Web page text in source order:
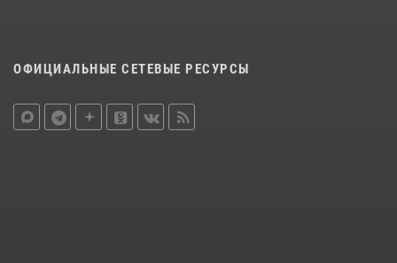
ОФИЦИАЛЬНЫЕ СЕТЕВЫЕ РЕСУРСЫ